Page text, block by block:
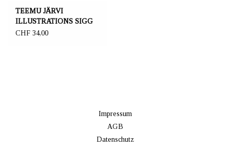
TEEMU JÄRVI
ILLUSTRATIONS SIGG
water bottle, Bear
CHF 34,00
Impressum
AGB
Datenschutz